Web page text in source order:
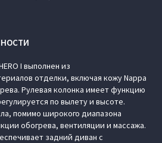
I выполнен из
отделки, включая кожу Nappa
Рулевая колонка имеет функцию
по вылету и высоте.
помимо широкого диапазона
обогрева, вентиляции и массажа.
задний диван с